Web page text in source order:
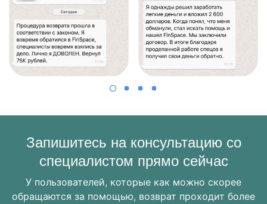
Запишитесь на консультацию со
специалистом прямо сейчас
У пользователей, которые как можно скорее
обращаются за помощью, возврат проходит более